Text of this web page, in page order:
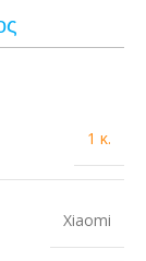
1 κ.
Xiaomi